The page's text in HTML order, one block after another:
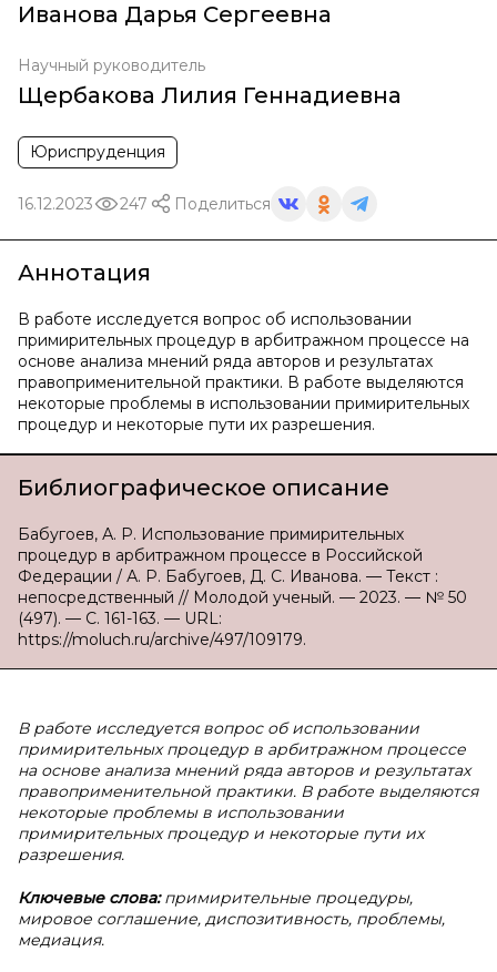
Иванова Дарья Сергеевна
Научный руководитель
Щербакова Лилия Геннадиевна
Юриспруденция
16.12.2023 247 Поделиться
Аннотация
В работе исследуется вопрос об использовании
примирительных процедур в арбитражном процессе на
основе анализа мнений ряда авторов и результатах
правоприменительной практики. В работе выделяются
некоторые проблемы в использовании примирительных
процедур и некоторые пути их разрешения.
Библиографическое описание
Бабугоев, А. Р. Использование примирительных
процедур в арбитражном процессе в Российской
Федерации / А. Р. Бабугоев, Д. С. Иванова. — Текст :
непосредственный // Молодой ученый. — 2023. — № 50
(497). — С. 161-163. — URL:
https://moluch.ru/archive/497/109179.
В работе исследуется вопрос об использовании
примирительных процедур в арбитражном процессе
на основе анализа мнений ряда авторов и результатах
правоприменительной практики. В работе выделяются
некоторые проблемы в использовании
примирительных процедур и некоторые пути их
разрешения.
Ключевые слова:примирительные процедуры,
мировое соглашение, диспозитивность, проблемы,
медиация.